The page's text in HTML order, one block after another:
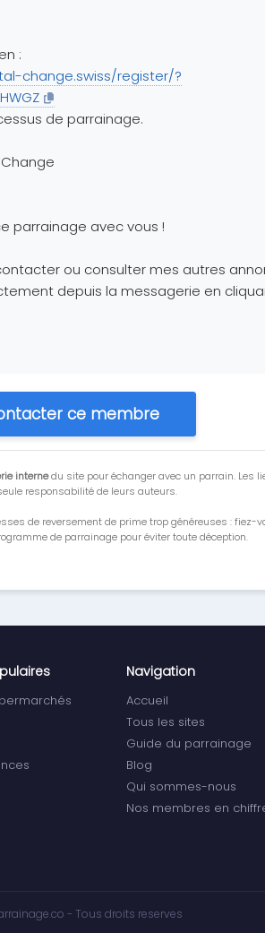
:
change.swiss/register/?
de parrainage.
parrainage avec vous !
ou consulter mes autres
depuis la messagerie en
ce membre
internedu site pour échanger avec un parrain. Les
responsabilité de leurs auteurs.
de reversement de prime trop généreuses : fiez-
de parrainage pour éviter toute déception.
Navigation
Accueil
Tous les sites
Guide du parrainage
Blog
Qui sommes-nous
Nos membres en
- Tous droits reserves